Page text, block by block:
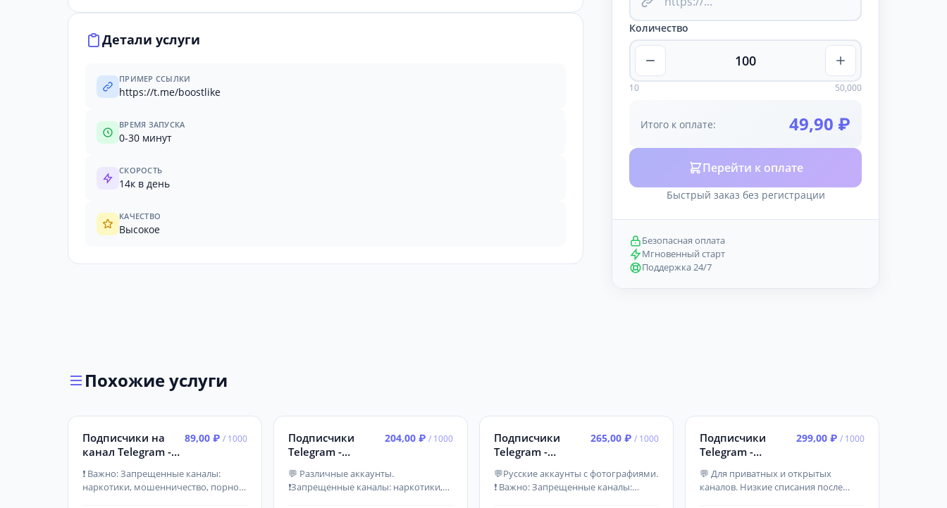
Детали услуги
ПРИМЕР ССЫЛКИ
https://t.me/boostlike
ВРЕМЯ ЗАПУСКА
0-30 минут
СКОРОСТЬ
14к в день
КАЧЕСТВО
Высокое
Количество
10 50,000
Итого к оплате: 49,90 ₽
Перейти к оплате
Быстрый заказ без регистрации
Безопасная оплата
Мгновенный старт
Поддержка 24/7
Похожие услуги
Подписчики на
канал Telegram -
89,00 ₽ / 1000
❗ Важно: Запрещенные каналы:
наркотики, мошенничество, порно,
Подписчики
Telegram -
204,00 ₽ / 1000
💬 Различные аккаунты.
❗Запрещенные каналы: наркотики,
Подписчики
Telegram -
Дешевые
265,00 ₽ / 1000
💬Русские аккаунты с фотографиями.
❗ Важно: Запрещенные каналы:
Подписчики
Telegram -
299,00 ₽ / 1000
💬 Для приватных и открытых
каналов. Низкие списания после